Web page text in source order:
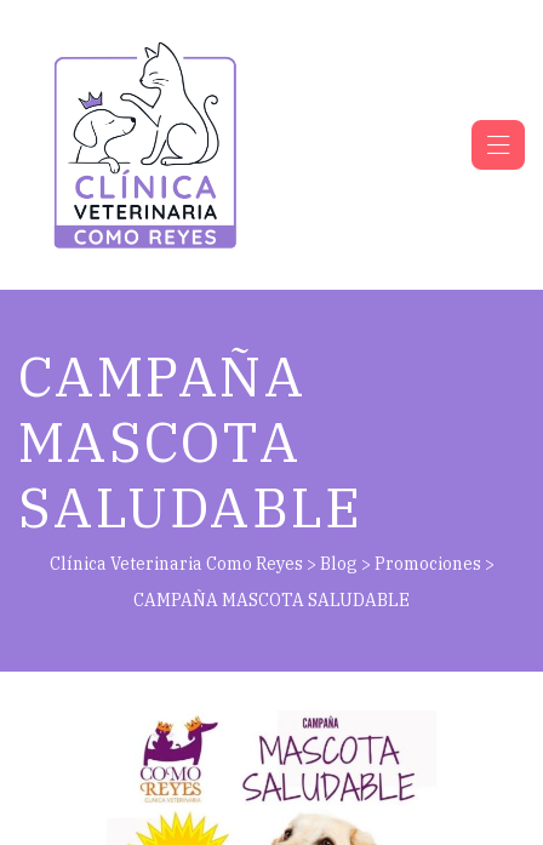
CAMPAÑA
MASCOTA
SALUDABLE
Clínica Veterinaria Como Reyes > Blog > Promociones >
CAMPAÑA MASCOTA SALUDABLE